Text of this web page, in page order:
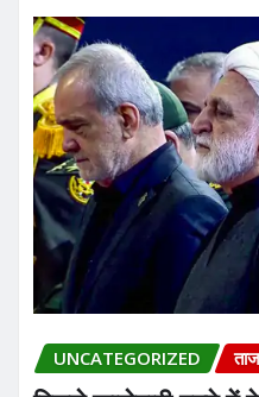
UNCATEGORIZED
पिछले कारोबारी हफ्ते
वैल्यूएबल कंपनियों में से
1 लाख करोड़ रुपए बढ़